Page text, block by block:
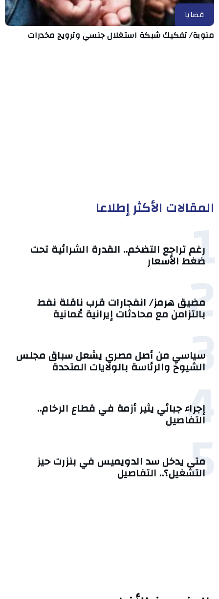
قضايا
منوبة/ تفكيك شبكة استغلال جنسي وترويج مخدرات
المقالات الأكثر إطلاعا
1
رغم تراجع التضخم.. القدرة الشرائية تحت
ضغط الأسعار
2
مضيق هرمز/ انفجارات قرب ناقلة نفط
بالتزامن مع محادثات إيرانية عُمانية
3
سياسي من أصل مصري يشعل سباق مجلس
الشيوخ والرئاسة بالولايات المتحدة
4
إجراء جبائي يثير أزمة في قطاع الرخام..
التفاصيل
5
متى يدخل سد الدويميس في بنزرت حيز
التشغيل؟.. التفاصيل